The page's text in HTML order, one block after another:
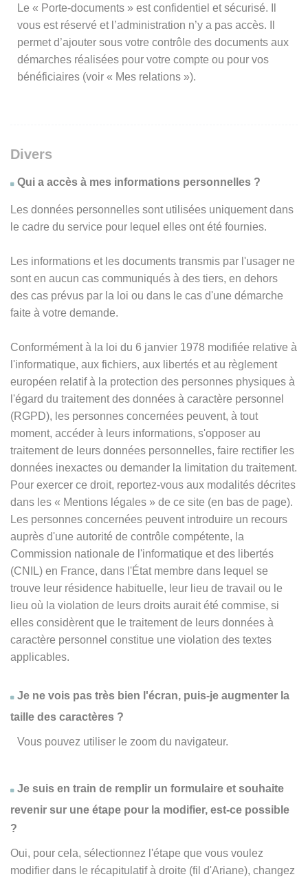
Le « Porte-documents » est confidentiel et sécurisé. Il
vous est réservé et l’administration n’y a pas accès. Il
permet d’ajouter sous votre contrôle des documents aux
démarches réalisées pour votre compte ou pour vos
bénéficiaires (voir « Mes relations »).
Divers
Qui a accès à mes informations personnelles ?
Les données personnelles sont utilisées uniquement dans
le cadre du service pour lequel elles ont été fournies.
Les informations et les documents transmis par l'usager ne
sont en aucun cas communiqués à des tiers, en dehors
des cas prévus par la loi ou dans le cas d'une démarche
faite à votre demande.
Conformément à la loi du 6 janvier 1978 modifiée relative à
l'informatique, aux fichiers, aux libertés et au règlement
européen relatif à la protection des personnes physiques à
l'égard du traitement des données à caractère personnel
(RGPD), les personnes concernées peuvent, à tout
moment, accéder à leurs informations, s'opposer au
traitement de leurs données personnelles, faire rectifier les
données inexactes ou demander la limitation du traitement.
Pour exercer ce droit, reportez-vous aux modalités décrites
dans les « Mentions légales » de ce site (en bas de page).
Les personnes concernées peuvent introduire un recours
auprès d'une autorité de contrôle compétente, la
Commission nationale de l'informatique et des libertés
(CNIL) en France, dans l'État membre dans lequel se
trouve leur résidence habituelle, leur lieu de travail ou le
lieu où la violation de leurs droits aurait été commise, si
elles considèrent que le traitement de leurs données à
caractère personnel constitue une violation des textes
applicables.
Je ne vois pas très bien l'écran, puis-je augmenter la
taille des caractères ?
Vous pouvez utiliser le zoom du navigateur.
Je suis en train de remplir un formulaire et souhaite
revenir sur une étape pour la modifier, est-ce possible
?
Oui, pour cela, sélectionnez l'étape que vous voulez
modifier dans le récapitulatif à droite (fil d'Ariane), changez